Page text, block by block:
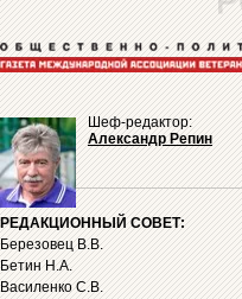
Шеф-редактор:
Александр Репин
РЕДАКЦИОННЫЙ СОВЕТ:
Березовец В.В.
Бетин Н.А.
Василенко С.В.